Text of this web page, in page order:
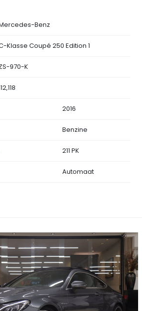
Benz
Klasse Coupé 250 Edition 1
970-K
2016
Benzine
211 PK
Automaat